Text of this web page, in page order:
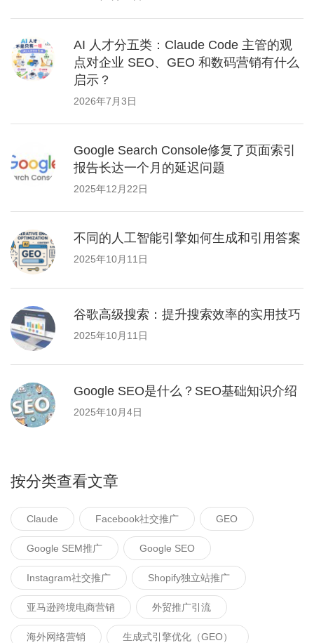
AI 人才分五类：Claude Code 主管的观
点对企业 SEO、GEO 和数码营销有什么
启示？
2026年7月3日
Google Search Console修复了页面索引
报告长达一个月的延迟问题
2025年12月22日
不同的人工智能引擎如何生成和引用答案
2025年10月11日
谷歌高级搜索：提升搜索效率的实用技巧
2025年10月11日
Google SEO是什么？SEO基础知识介绍
2025年10月4日
按分类查看文章
Claude Facebook社交推广 GEO
Google SEM推广 Google SEO
Instagram社交推广 Shopify独立站推广
亚马逊跨境电商营销 外贸推广引流
海外网络营销 生成式引擎优化（GEO）